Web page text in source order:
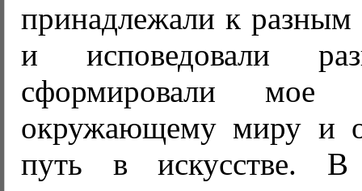
принадлежали к разным
и исповедовали
сформировали мое
окружающему миру и
путь в искусстве.